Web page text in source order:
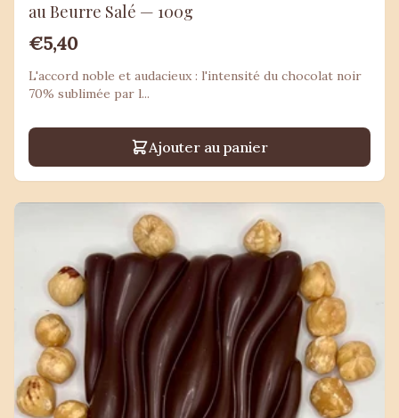
au Beurre Salé — 100g
€5,40
L'accord noble et audacieux : l'intensité du chocolat noir
70% sublimée par l...
Ajouter au panier